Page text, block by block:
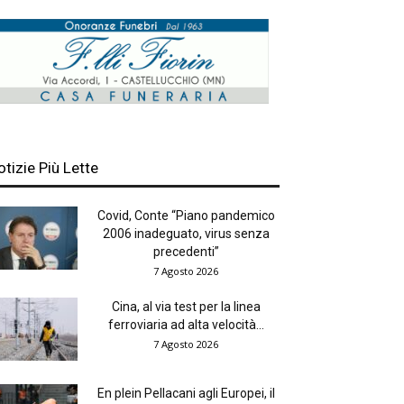
Più Lette
Covid, Conte “Piano pandemico
2006 inadeguato, virus senza
precedenti”
7 Agosto 2026
Cina, al via test per la linea
ferroviaria ad alta velocità...
7 Agosto 2026
En plein Pellacani agli Europei, il